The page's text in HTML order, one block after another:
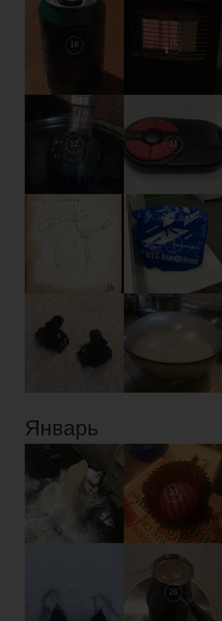
16 15
12 11
8 7
4 3
Январь
31 30
27 26